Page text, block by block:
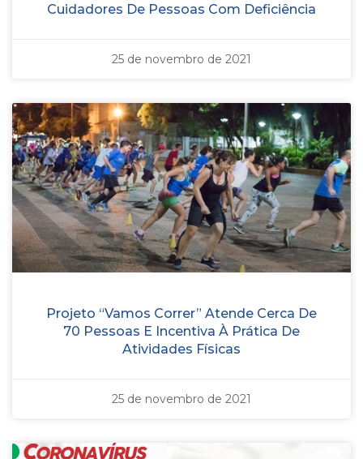
Cuidadores De Pessoas Com Deficiência
25 de novembro de 2021
Projeto “Vamos Correr” Atende Cerca De
70 Pessoas E Incentiva À Prática De
Atividades Físicas
25 de novembro de 2021